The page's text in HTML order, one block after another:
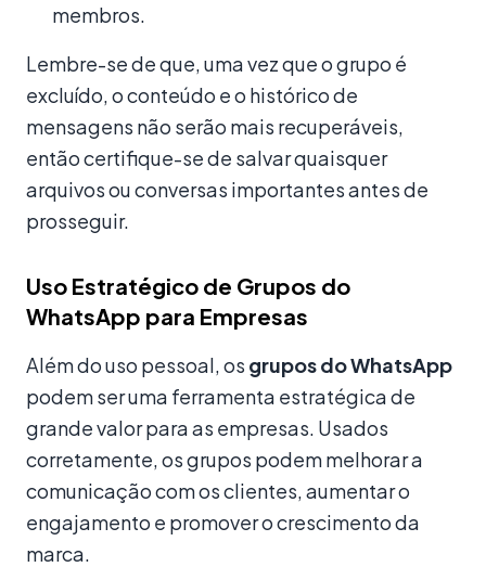
membros.
Lembre-se de que, uma vez que o grupo é
excluído, o conteúdo e o histórico de
mensagens não serão mais recuperáveis,
então certifique-se de salvar quaisquer
arquivos ou conversas importantes antes de
prosseguir.
Uso Estratégico de Grupos do
WhatsApp para Empresas
Além do uso pessoal, os grupos do WhatsApp
podem ser uma ferramenta estratégica de
grande valor para as empresas. Usados
corretamente, os grupos podem melhorar a
comunicação com os clientes, aumentar o
engajamento e promover o crescimento da
marca.